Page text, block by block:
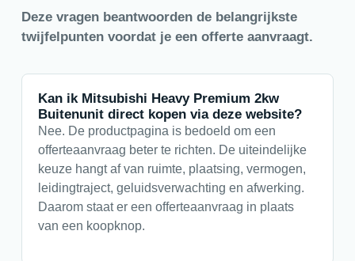
Deze vragen beantwoorden de belangrijkste
twijfelpunten voordat je een offerte aanvraagt.
Kan ik Mitsubishi Heavy Premium 2kw
Buitenunit direct kopen via deze website?
Nee. De productpagina is bedoeld om een
offerteaanvraag beter te richten. De uiteindelijke
keuze hangt af van ruimte, plaatsing, vermogen,
leidingtraject, geluidsverwachting en afwerking.
Daarom staat er een offerteaanvraag in plaats
van een koopknop.